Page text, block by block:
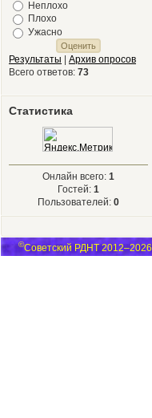
Неплохо
Плохо
Ужасно
Результаты
Архив опросов
Всего ответов: 73
Статистика
Онлайн всего: 1
Гостей: 1
Пользователей: 0
©Советский РДНТ 2012–2026